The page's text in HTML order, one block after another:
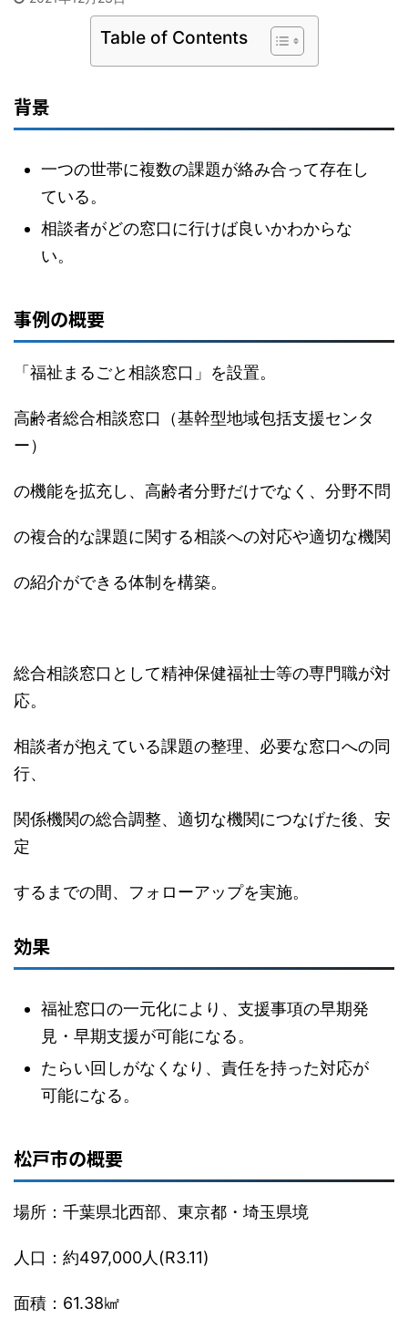
Table of Contents
背景
一つの世帯に複数の課題が絡み合って存在し
ている。
相談者がどの窓口に行けば良いかわからな
い。
事例の概要
「福祉まるごと相談窓口」を設置。
高齢者総合相談窓口（基幹型地域包括支援センタ
ー）
の機能を拡充し、高齢者分野だけでなく、分野不問
の複合的な課題に関する相談への対応や適切な機関
の紹介ができる体制を構築。
総合相談窓口として精神保健福祉士等の専門職が対
応。
相談者が抱えている課題の整理、必要な窓口への同
行、
関係機関の総合調整、適切な機関につなげた後、安
定
するまでの間、フォローアップを実施。
効果
福祉窓口の一元化により、支援事項の早期発
見・早期支援が可能になる。
たらい回しがなくなり、責任を持った対応が
可能になる。
松戸市の概要
場所：千葉県北西部、東京都・埼玉県境
人口：約497,000人(R3.11)
面積：61.38㎢